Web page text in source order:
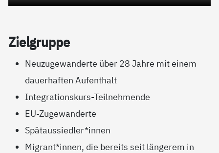
Ziel­grup­pe
Neuzugewanderte über 28 Jahre mit einem
dauerhaften Aufenthalt
Integrationskurs-Teilnehmende
EU-Zugewanderte
Spätaussiedler*innen
Migrant*innen, die bereits seit längerem in